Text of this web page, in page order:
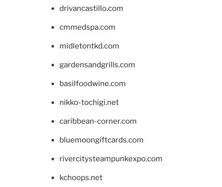
drivancastillo.com
cmmedspa.com
midletontkd.com
gardensandgrills.com
basilfoodwine.com
nikko-tochigi.net
caribbean-corner.com
bluemoongiftcards.com
rivercitysteampunkexpo.com
kchoops.net